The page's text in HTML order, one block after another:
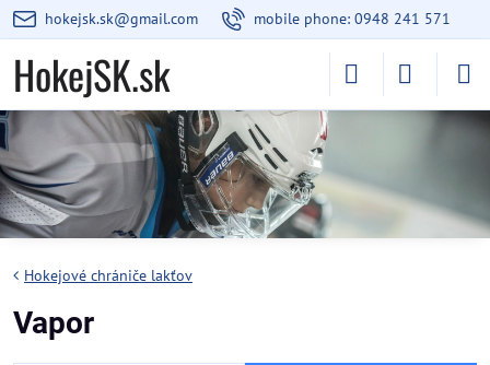
hokejsk.sk@gmail.com mobile phone: 0948 241 571
HokejSK.sk
Hokejové chrániče lakťov
Vapor